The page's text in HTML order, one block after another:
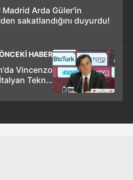
Madrid Arda Güler'in
sakatlandığını duyurdu!
HABER
Vincenzo
Teknik
düzenlendi